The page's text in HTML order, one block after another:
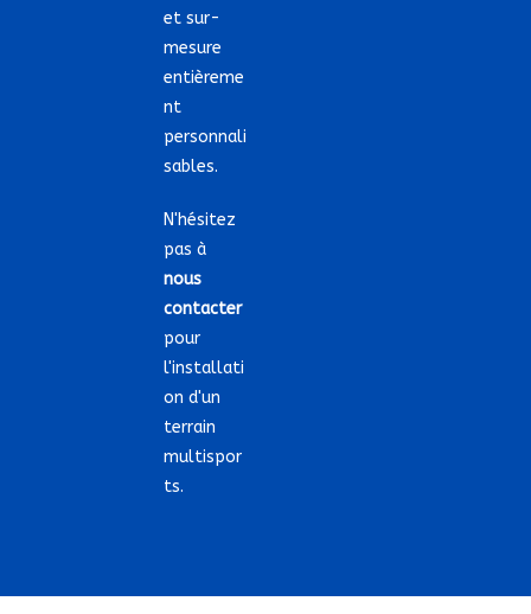
et sur-
mesure
entièreme
nt
personnali
sables.
N'hésitez
pas à
nous
contacter
pour
l'installati
on d'un
terrain
multispor
ts.